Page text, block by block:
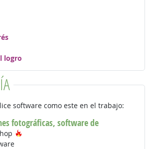
logro
software como este en el trabajo:
fotográficas, software de